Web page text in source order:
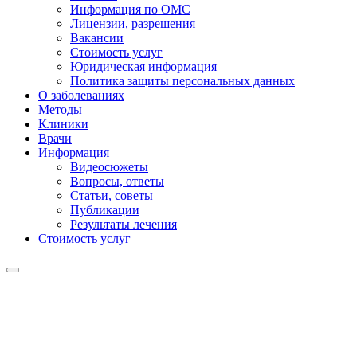
Информация по ОМС
Лицензии, разрешения
Вакансии
Стоимость услуг
Юридическая информация
Политика защиты персональных данных
О заболеваниях
Методы
Клиники
Врачи
Информация
Видеосюжеты
Вопросы, ответы
Статьи, советы
Публикации
Результаты лечения
Стоимость услуг